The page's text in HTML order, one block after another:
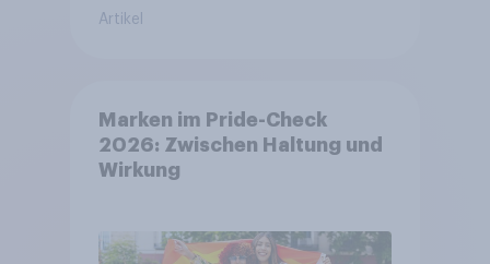
Artikel
Marken im Pride-Check
2026: Zwischen Haltung und
Wirkung